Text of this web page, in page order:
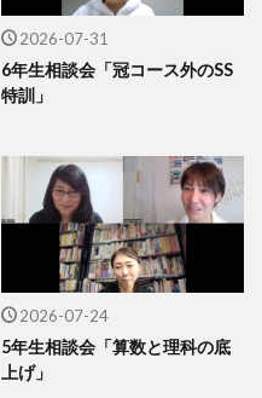
2026-07-31
6年生相談会「冠コース外のSS
特訓」
2026-07-24
5年生相談会「算数と理科の底
上げ」